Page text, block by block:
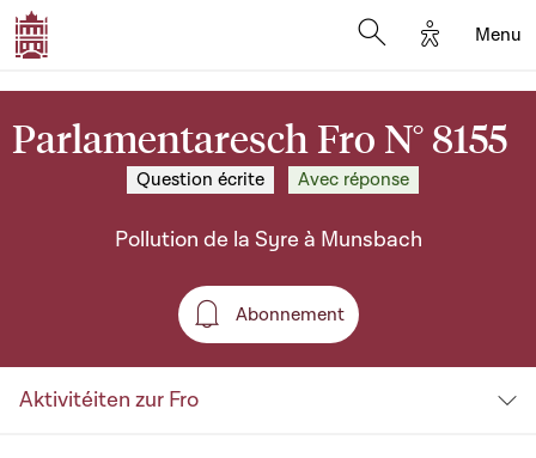
Options
Menu
Parlamentaresch Fro N° 8155
Question écrite Avec réponse
Pollution de la Syre à Munsbach
Abonnement
Abonnement
Aktivitéiten zur Fro